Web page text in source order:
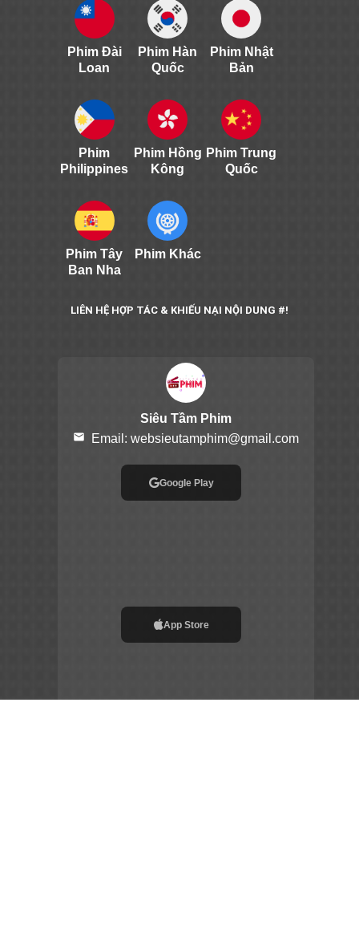
Phim Đài
Loan
Phim Hàn
Quốc
Phim Nhật
Bản
Phim
Philippines
Phim Hồng
Kông
Phim Trung
Quốc
Phim Tây
Ban Nha
Phim Khác
LIÊN HỆ HỢP TÁC & KHIẾU NẠI NỘI DUNG #!
Siêu Tầm Phim
email Email: websieutamphim@gmail.com
Google Play
App Store